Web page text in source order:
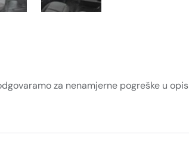
za nenamjerne pogreške u